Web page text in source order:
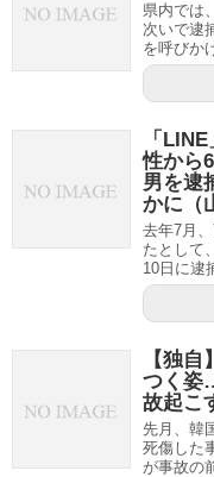
県内では
次いで逮
を呼びか
「
性から
男を逮
かに（
去年7月
たとして
10日に逮
【独
つく姿
故起こ
先月、韓
死傷した
が事故の